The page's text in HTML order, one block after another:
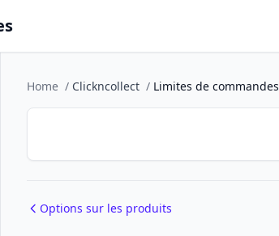
Home / Clickncollect / Limites de commandes
Options sur les produits